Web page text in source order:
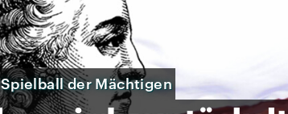
Spielball der Mächtigen